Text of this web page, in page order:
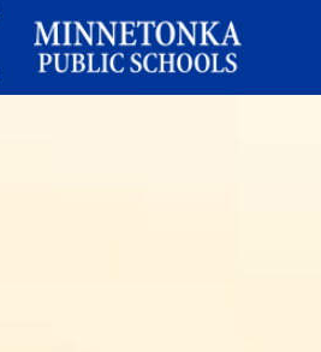
בתי הספר